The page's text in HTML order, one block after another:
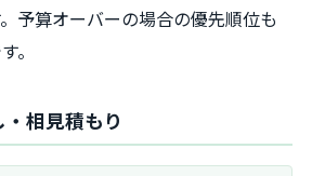
予算オーバーの場合の優先順位も
。
相見積もり